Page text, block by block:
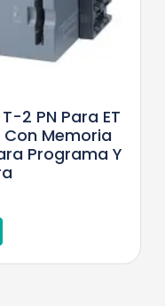
T-2 PN Para ET
Con Memoria
Programa Y